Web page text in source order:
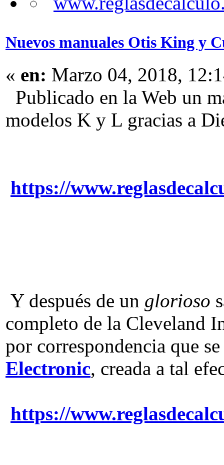
Nuevos manuales Otis King y
« en: Marzo 04, 2018,
Publicado en la Web un
modelos K y L gracias a
https://
Y después de un glorioso
completo de la Cleveland
por correspondencia que
Electronic, creada a tal
https://